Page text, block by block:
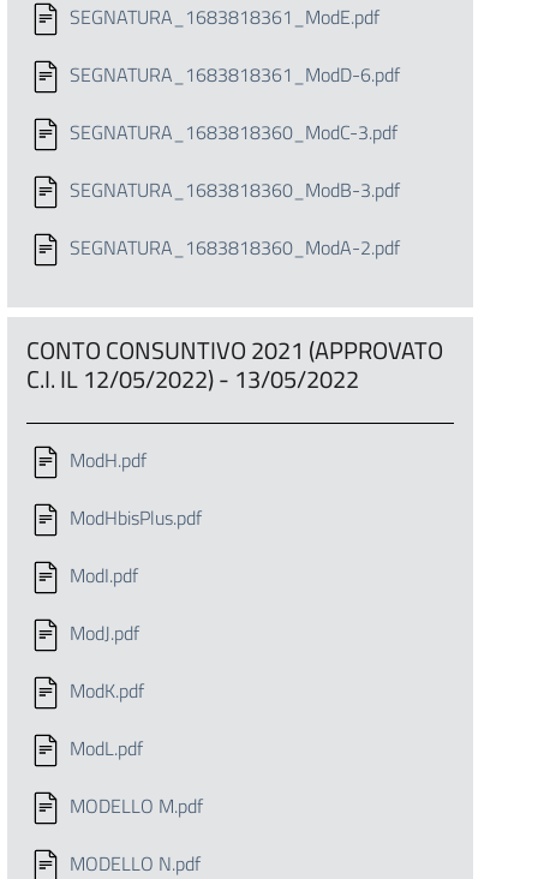
SEGNATURA_1683818361_ModE.pdf
SEGNATURA_1683818361_ModD-6.pdf
SEGNATURA_1683818360_ModC-3.pdf
SEGNATURA_1683818360_ModB-3.pdf
SEGNATURA_1683818360_ModA-2.pdf
CONTO CONSUNTIVO 2021 (APPROVATO
C.I. IL 12/05/2022) - 13/05/2022
ModH.pdf
ModHbisPlus.pdf
ModI.pdf
ModJ.pdf
ModK.pdf
ModL.pdf
MODELLO M.pdf
MODELLO N.pdf